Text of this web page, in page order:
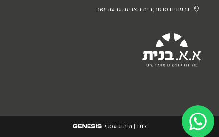
גבעונים סנטר, בית האריזה גבעת זאב
לוגו | מיתוג עסקי